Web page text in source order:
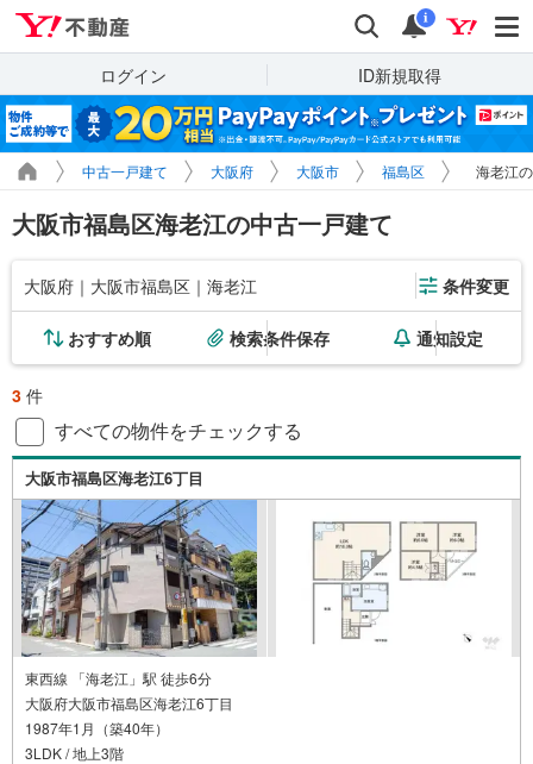
検索 通知
i
ログイン ID新規取得
中古一戸建て 大阪府 大阪市 福島区 海老江
大阪市福島区海老江の中古一戸建て
大阪府｜大阪市福島区｜海老江 条件変更
おすすめ順 検索条件保存 通知設定
3 件
すべての物件をチェックする
大阪市福島区海老江6丁目
東西線 「海老江」駅 徒歩6分
大阪府大阪市福島区海老江6丁目
1987年1月（築40年）
3LDK / 地上3階